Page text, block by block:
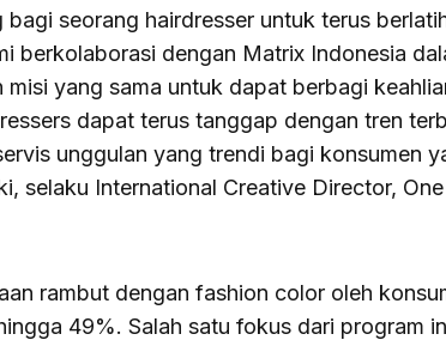
seorang hairdresser untuk terus
berkolaborasi dengan Matrix Indonesia
yang sama untuk dapat berbagi
dapat terus tanggap dengan tren
unggulan yang trendi bagi konsumen
selaku International Creative Director,
rambut dengan fashion color oleh
49%. Salah satu fokus dari program